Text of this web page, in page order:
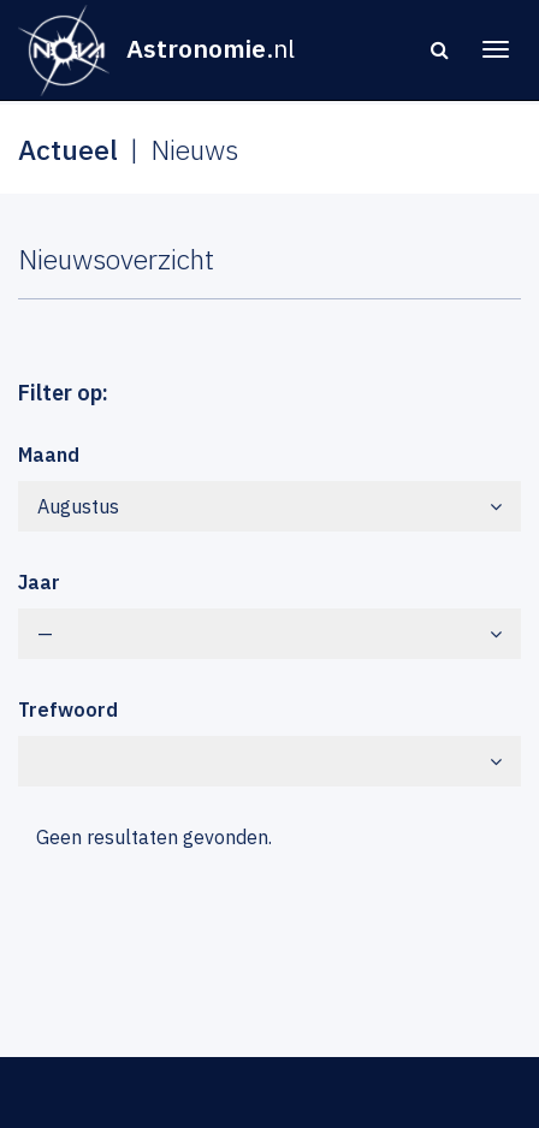
Astronomie.nl
Actueel Nieuws
Nieuwsoverzicht
Filter op:
Maand
Augustus
Jaar
—
Trefwoord
Geen resultaten gevonden.